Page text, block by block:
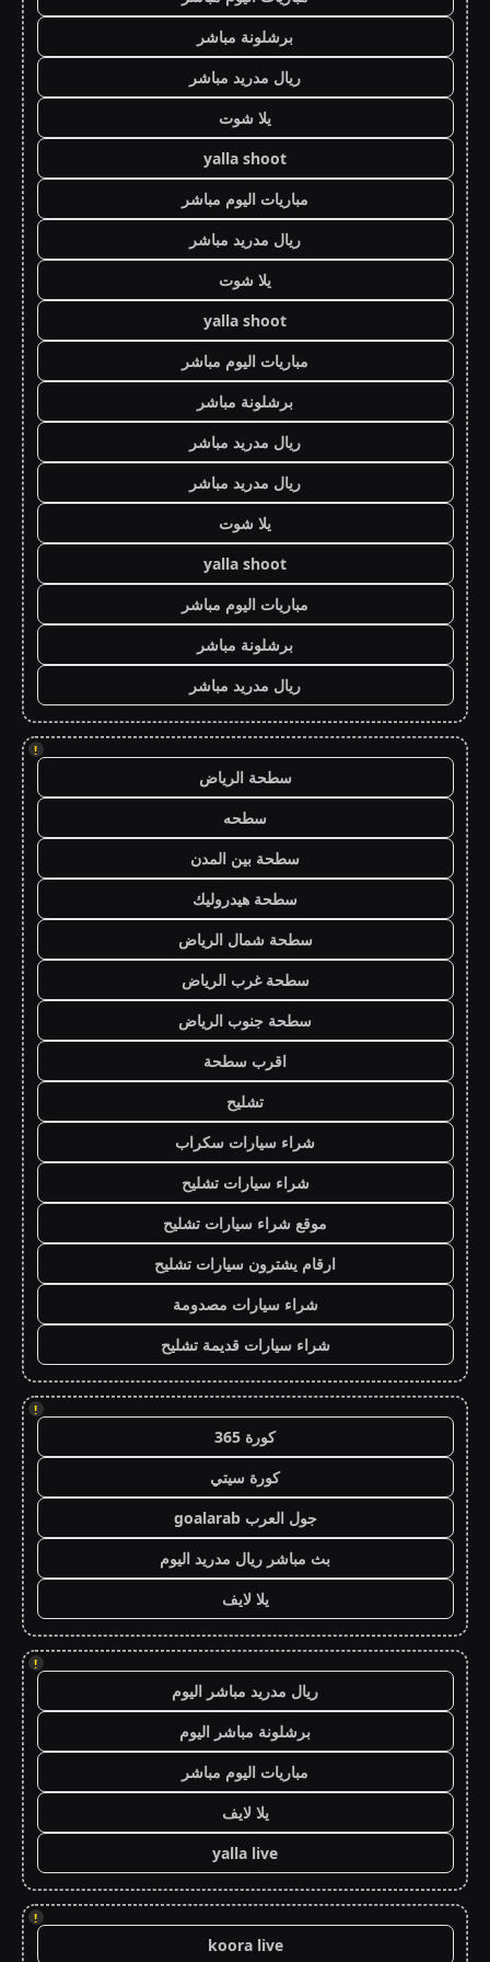
برشلونة مباشر
ريال مدريد مباشر
يلا شوت
yalla shoot
مباريات اليوم مباشر
ريال مدريد مباشر
يلا شوت
yalla shoot
مباريات اليوم مباشر
برشلونة مباشر
ريال مدريد مباشر
ريال مدريد مباشر
يلا شوت
yalla shoot
مباريات اليوم مباشر
برشلونة مباشر
ريال مدريد مباشر
!
سطحة الرياض
سطحه
سطحة بين المدن
سطحة هيدروليك
سطحة شمال الرياض
سطحة غرب الرياض
سطحة جنوب الرياض
اقرب سطحة
تشليح
شراء سيارات سكراب
شراء سيارات تشليح
موقع شراء سيارات تشليح
ارقام يشترون سيارات تشليح
شراء سيارات مصدومة
شراء سيارات قديمة تشليح
!
كورة 365
كورة سيتي
جول العرب goalarab
بث مباشر ريال مدريد اليوم
يلا لايف
!
ريال مدريد مباشر اليوم
برشلونة مباشر اليوم
مباريات اليوم مباشر
يلا لايف
yalla live
!
koora live